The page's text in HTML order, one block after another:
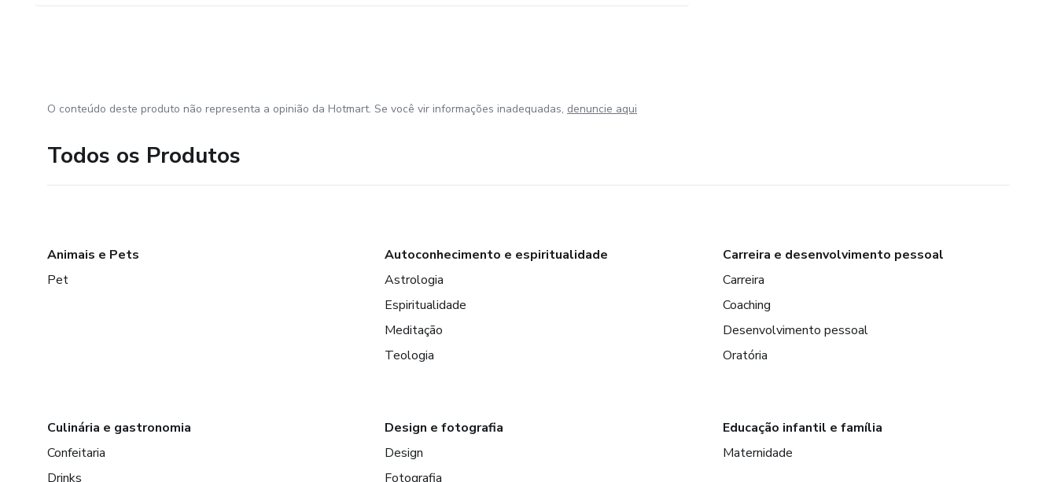
O conteúdo deste produto não representa a opinião da Hotmart. Se você vir informações inadequadas, denuncie aqui
Todos os Produtos
Animais e Pets
Pet
Autoconhecimento e espiritualidade
Astrologia
Espiritualidade
Meditação
Teologia
Carreira e desenvolvimento pessoal
Carreira
Coaching
Desenvolvimento pessoal
Oratória
Culinária e gastronomia
Confeitaria
Drinks
Design e fotografia
Design
Fotografia
Educação infantil e família
Maternidade